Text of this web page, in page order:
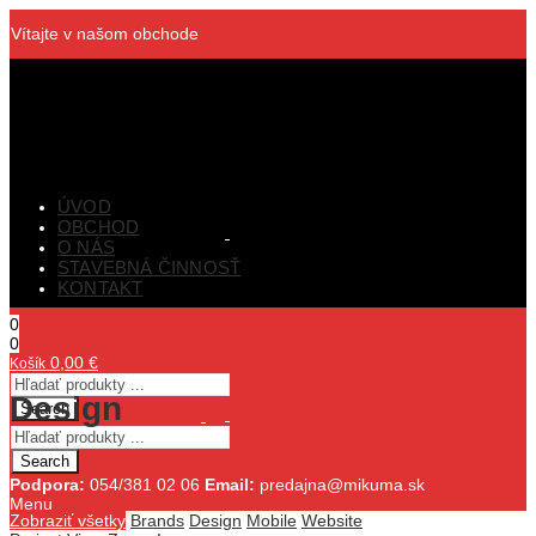
Vítajte v našom obchode
Search
Podpora: 054/381 02 06 Email: predajna@mikuma.sk
Menu
ÚVOD
OBCHOD
O NÁS
STAVEBNÁ ČINNOSŤ
KONTAKT
0
0
Košík 0,00 €
Search
Design
Zobraziť všetky Brands Design Mobile Website